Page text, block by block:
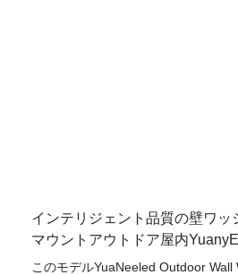
インテリジェント品質の壁ワッ
マウントアウトドア屋内
このモデルYuaNeeled Outdoor